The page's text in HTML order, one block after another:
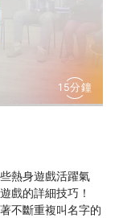
15分鐘
熱身遊戲活躍氣
戲的詳細技巧！
不斷重複叫名字的